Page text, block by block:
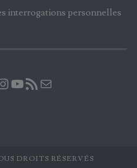
interrogations personnelles
Instagram
YouTube
Flux RSS
DROITS RÉSERVÉS